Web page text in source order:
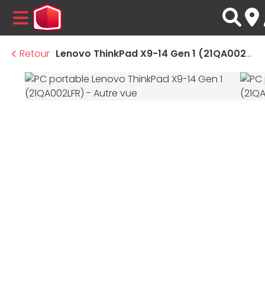
MENU
Retour
Lenovo ThinkPad X9-14 Gen 1 (21QA002LFR)